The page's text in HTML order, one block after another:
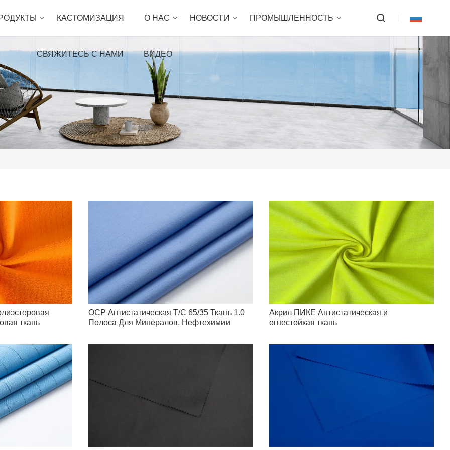
КАСТОМИЗАЦИЯ О НАС НОВОСТИ ПРОМЫШЛЕННОСТЬ
СВЯЖИТЕСЬ С НАМИ ВИДЕО
ткань
ОСР Антистатическая T/C 65/35 Ткань 1.0
Полоса Для Минералов, Нефтехимии
Акрил ПИКЕ Антистатическая и
огнестойкая ткань